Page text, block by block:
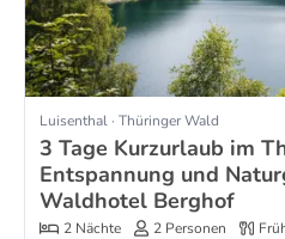
Luisenthal · Thüringer Wald
3 Tage Kurzurlaub im
Entspannung und
Waldhotel Berghof
2 Nächte 2 Personen